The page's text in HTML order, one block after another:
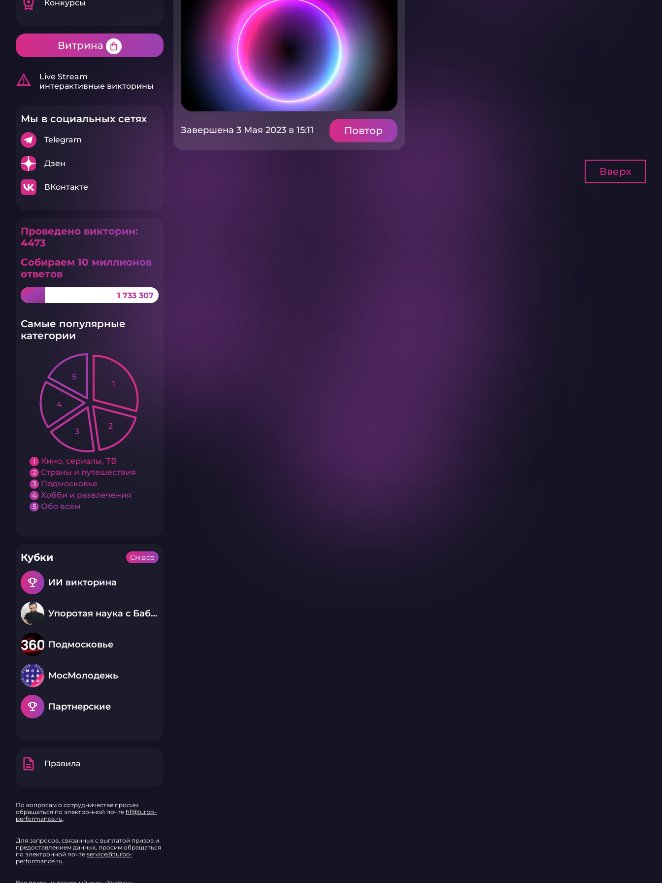
Конкурсы
Витрина shopping_bag
warning_amber
Live Stream
интерактивные викторины
Мы в социальных сетях
Telegram
Дзен
ВКонтакте
Проведено викторин:
4473
Собираем 10 миллионов
ответов
1 733 307
Самые популярные
категории
1 Кино, сериалы, ТВ
2 Страны и путешествия
3 Подмосковье
4 Хобби и развлечения
5 Обо всем
1
2
3
4
5
Кубки
emoji_events ИИ викторина
Упоротая наука с Бабаем Лютым
Подмосковье
МосМолодежь
emoji_events Партнерские
См.все
description Правила
По вопросам о сотрудничестве просим
обращаться по электронной почте hf@turbo-
performance.ru.
Для запросов, связанных с выплатой призов и
предоставлением данных, просим обращаться
по электронной почте service@turbo-
performance.ru.
Завершена 3 Мая 2023 в 15:11 Повтор
Вверх